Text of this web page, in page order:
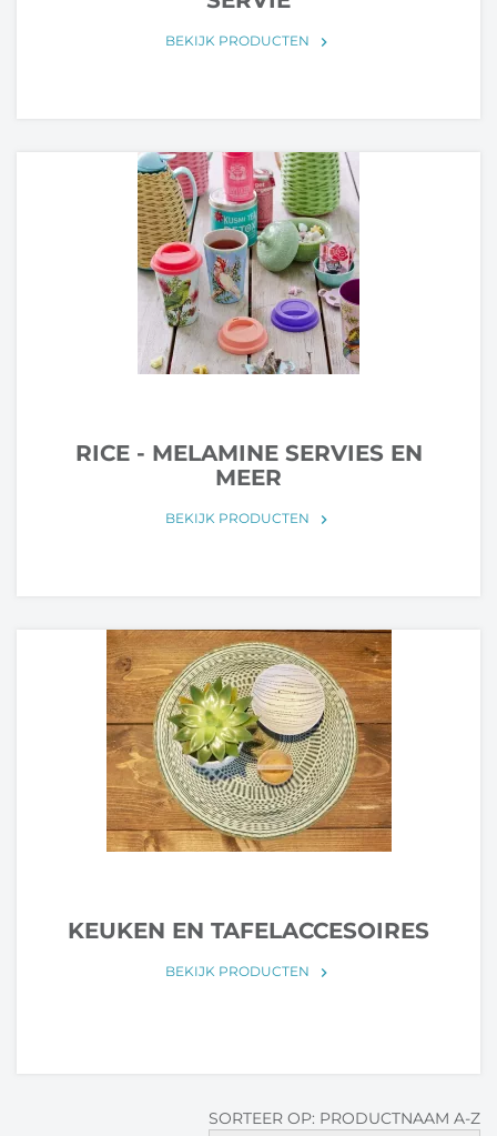
BEKIJK PRODUCTEN keyboard_arrow_right
RICE - MELAMINE SERVIES EN
MEER
BEKIJK PRODUCTEN keyboard_arrow_right
KEUKEN EN TAFELACCESOIRES
BEKIJK PRODUCTEN keyboard_arrow_right
SORTEER OP: PRODUCTNAAM A-Z